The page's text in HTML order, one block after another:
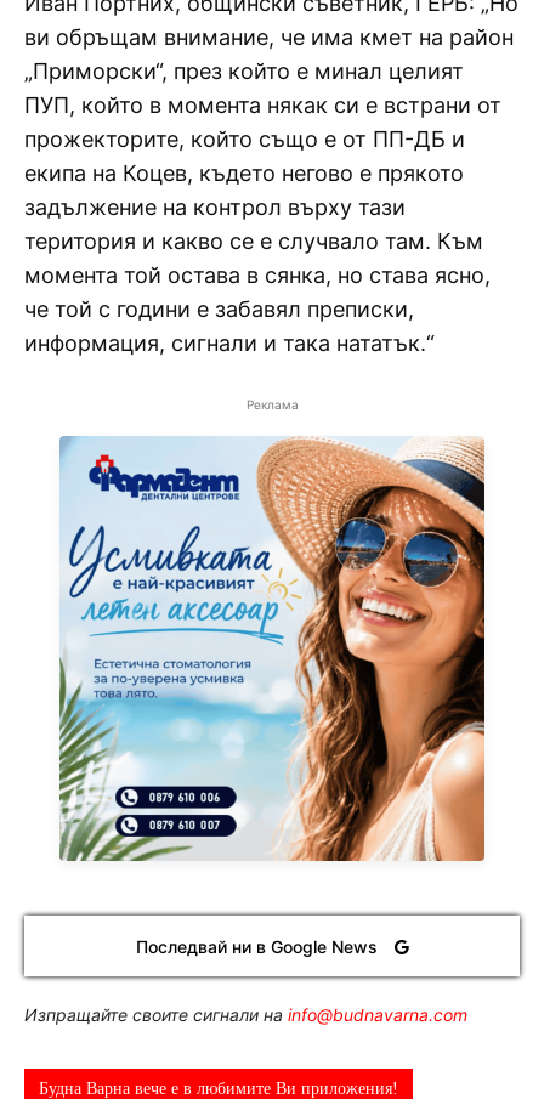
ви обръщам внимание, че има кмет на район
„Приморски“, през който е минал целият
ПУП, който в момента някак си е встрани от
прожекторите, който също е от ПП-ДБ и
екипа на Коцев, където негово е прякото
задължение на контрол върху тази
територия и какво се е случвало там. Към
момента той остава в сянка, но става ясно,
че той с години е забавял преписки,
информация, сигнали и така нататък.“
Реклама
Последвай ни в Google News
Изпращайте своите сигнали на info@budnavarna.com
Будна Варна вече е в любимите Ви приложения!